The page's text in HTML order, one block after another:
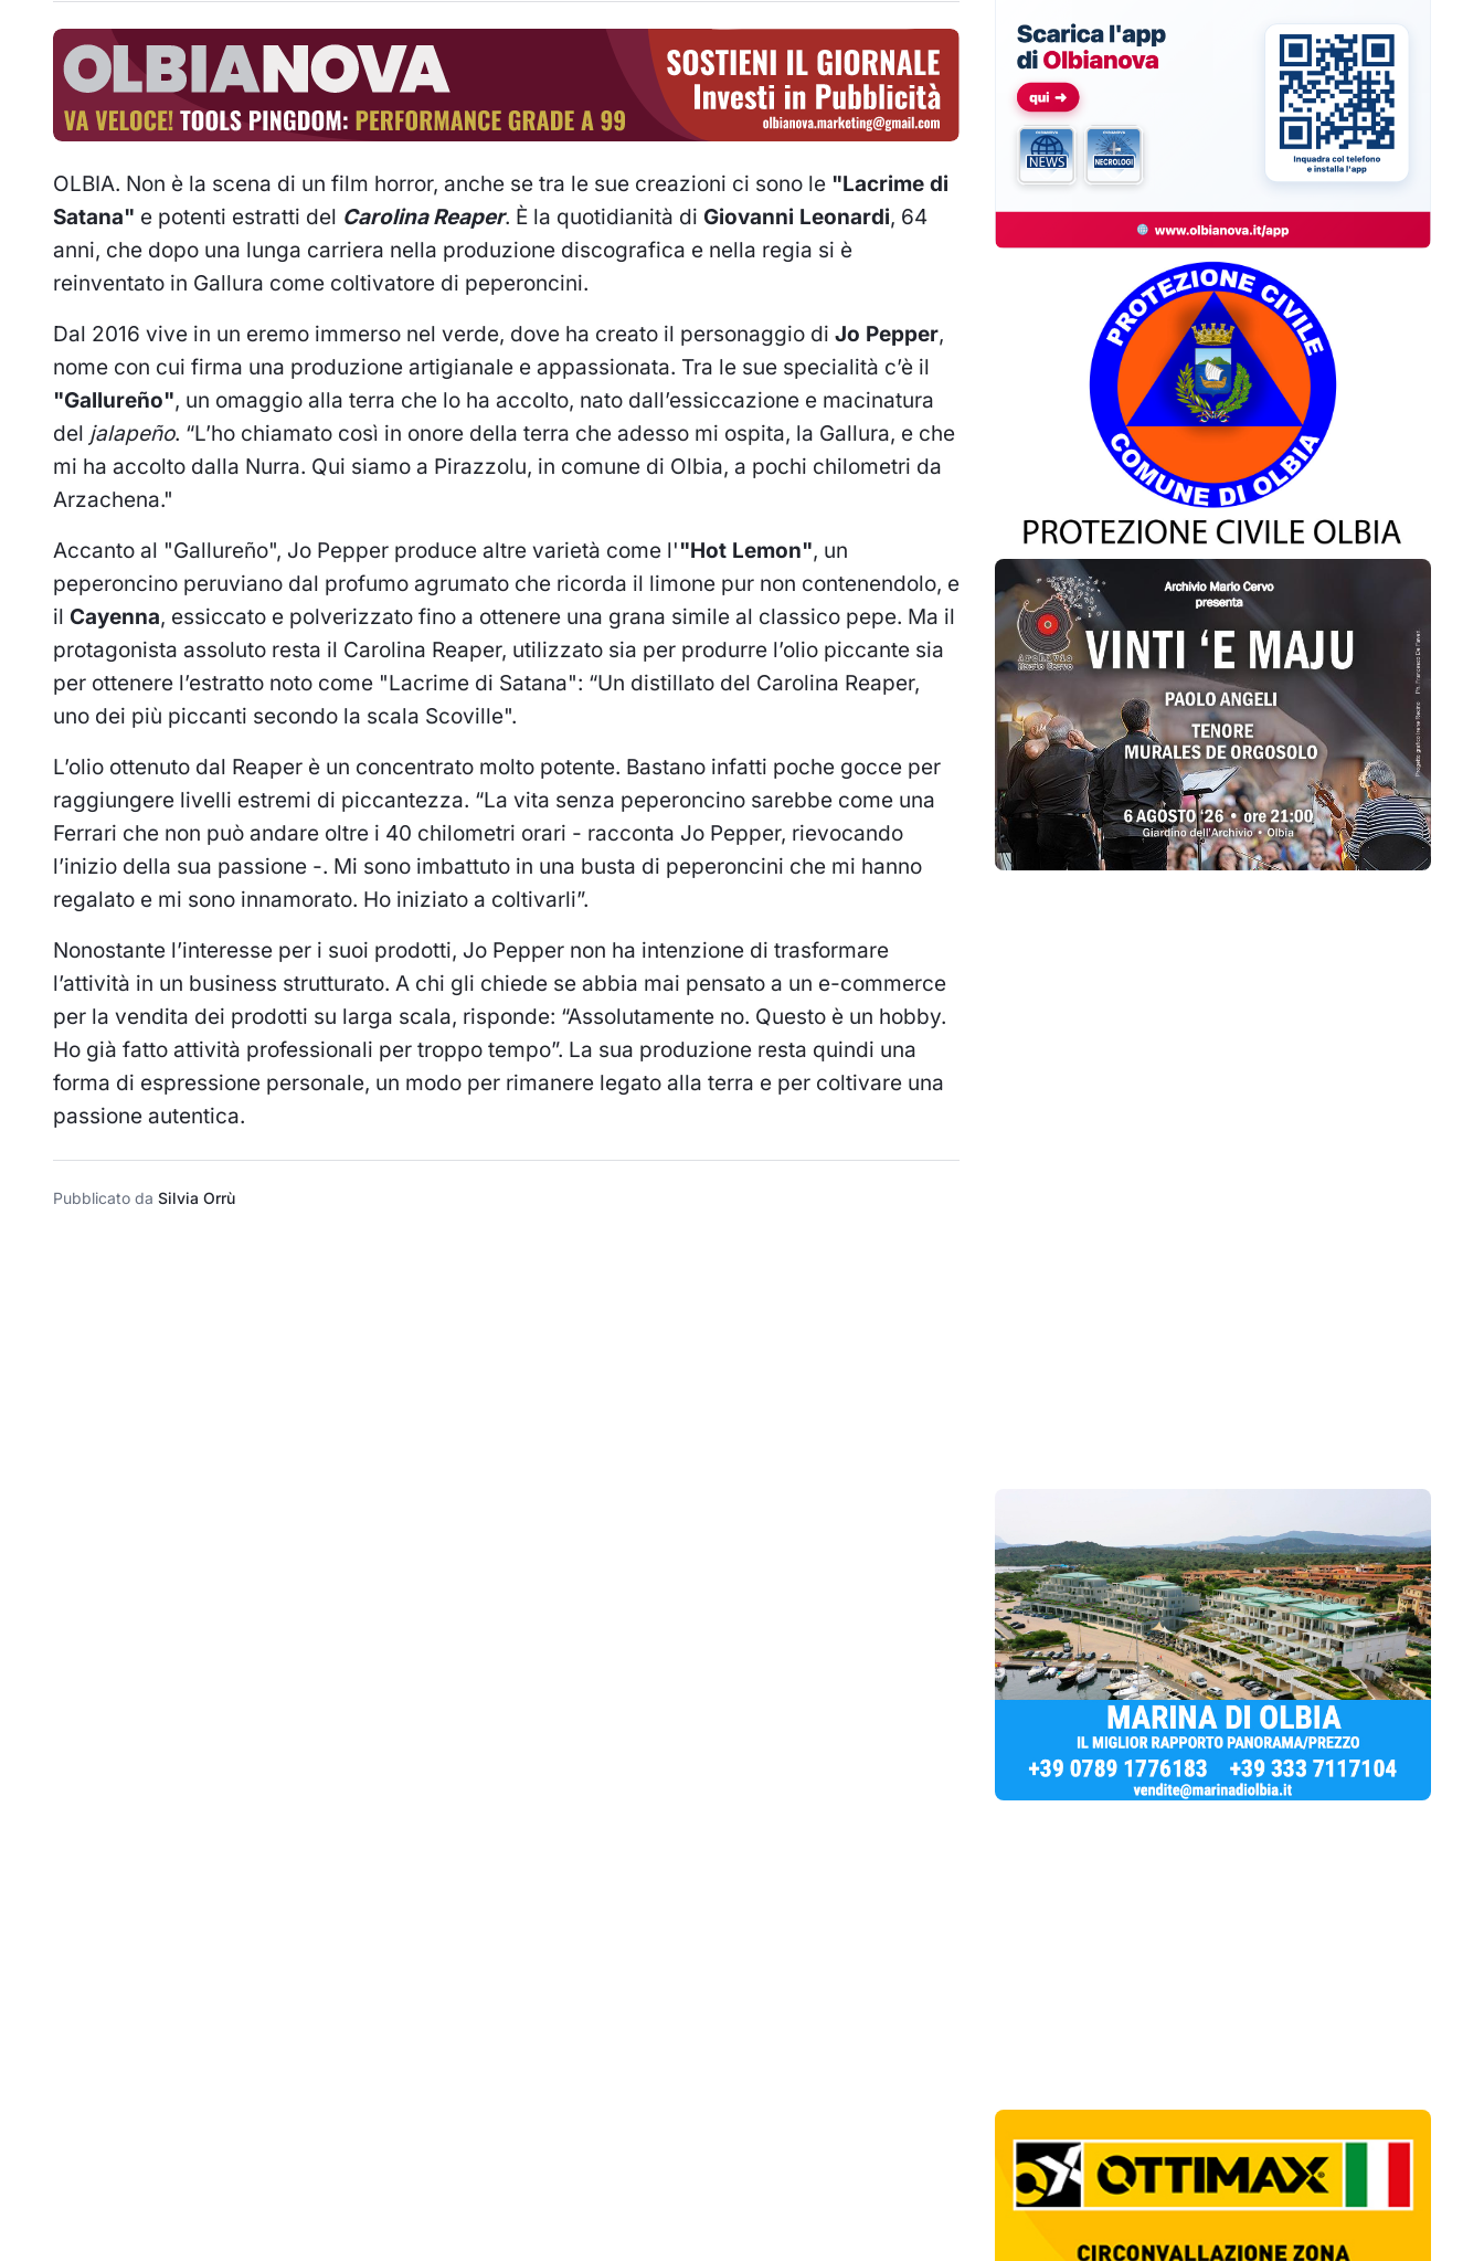
OLBIA. Non è la scena di un film horror, anche se tra le sue creazioni ci sono le "Lacrime di
Satana" e potenti estratti del Carolina Reaper. È la quotidianità di Giovanni Leonardi, 64
anni, che dopo una lunga carriera nella produzione discografica e nella regia si è
reinventato in Gallura come coltivatore di peperoncini.
Dal 2016 vive in un eremo immerso nel verde, dove ha creato il personaggio di Jo Pepper,
nome con cui firma una produzione artigianale e appassionata. Tra le sue specialità c’è il
"Gallureño", un omaggio alla terra che lo ha accolto, nato dall’essiccazione e macinatura
del jalapeño. “L’ho chiamato così in onore della terra che adesso mi ospita, la Gallura, e che
mi ha accolto dalla Nurra. Qui siamo a Pirazzolu, in comune di Olbia, a pochi chilometri da
Arzachena."
Accanto al "Gallureño", Jo Pepper produce altre varietà come l'"Hot Lemon", un
peperoncino peruviano dal profumo agrumato che ricorda il limone pur non contenendolo, e
il Cayenna, essiccato e polverizzato fino a ottenere una grana simile al classico pepe. Ma il
protagonista assoluto resta il Carolina Reaper, utilizzato sia per produrre l’olio piccante sia
per ottenere l’estratto noto come "Lacrime di Satana": “Un distillato del Carolina Reaper,
uno dei più piccanti secondo la scala Scoville".
L’olio ottenuto dal Reaper è un concentrato molto potente. Bastano infatti poche gocce per
raggiungere livelli estremi di piccantezza. “La vita senza peperoncino sarebbe come una
Ferrari che non può andare oltre i 40 chilometri orari - racconta Jo Pepper, rievocando
l’inizio della sua passione -. Mi sono imbattuto in una busta di peperoncini che mi hanno
regalato e mi sono innamorato. Ho iniziato a coltivarli”.
Nonostante l’interesse per i suoi prodotti, Jo Pepper non ha intenzione di trasformare
l’attività in un business strutturato. A chi gli chiede se abbia mai pensato a un e-commerce
per la vendita dei prodotti su larga scala, risponde: “Assolutamente no. Questo è un hobby.
Ho già fatto attività professionali per troppo tempo”. La sua produzione resta quindi una
forma di espressione personale, un modo per rimanere legato alla terra e per coltivare una
passione autentica.
Pubblicato da Silvia Orrù